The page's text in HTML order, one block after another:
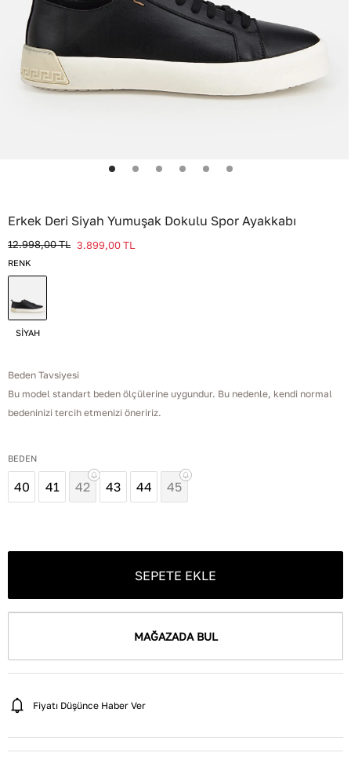
Erkek Deri Siyah Yumuşak Dokulu Spor Ayakkabı
12.998,00TL 3.899,00TL
RENK
SİYAH
Beden Tavsiyesi
Bu model standart beden ölçülerine uygundur. Bu nedenle, kendi normal
bedeninizi tercih etmenizi öneririz.
BEDEN
40 41 42 43 44 45
SEPETE EKLE
MAĞAZADA BUL
Fiyatı Düşünce Haber Ver